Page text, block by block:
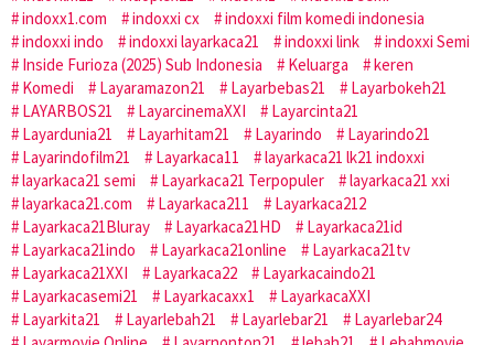
indoxx1.com
indoxxi cx
indoxxi film komedi indonesia
indoxxi indo
indoxxi layarkaca21 indoxxi link
indoxxi Semi
Inside Furioza (2025) Sub Indonesia
Keluarga
keren
Komedi
Layaramazon21 Layarbebas21
Layarbokeh21
LAYARBOS21
LayarcinemaXXI
Layarcinta21
Layardunia21
Layarhitam21 Layarindo
Layarindo21
Layarindofilm21
Layarkaca11
layarkaca21 lk21 indoxxi
layarkaca21 semi
Layarkaca21 Terpopuler
layarkaca21 xxi
layarkaca21.com
Layarkaca211
Layarkaca212
Layarkaca21Bluray
Layarkaca21HD
Layarkaca21id
Layarkaca21indo
Layarkaca21online
Layarkaca21tv
Layarkaca21XXI
Layarkaca22
Layarkacaindo21
Layarkacasemi21
Layarkacaxx1
LayarkacaXXI
Layarkita21
Layarlebah21 Layarlebar21
Layarlebar24